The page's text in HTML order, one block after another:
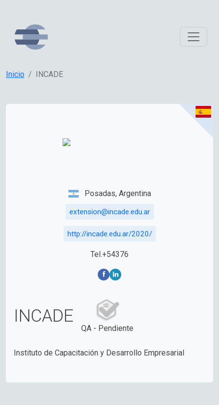
Inicio INCADE
Posadas, Argentina
extension@incade.edu.ar
http://incade.edu.ar/2020/
Tel.+54376
INCADE
QA - Pendiente
Instituto de Capacitación y Desarrollo Empresarial